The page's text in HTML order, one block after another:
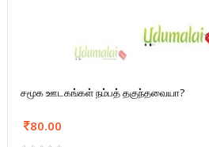
சமூக ஊடகங்கள் நம்பத் தகுந்தவையா?
80.00